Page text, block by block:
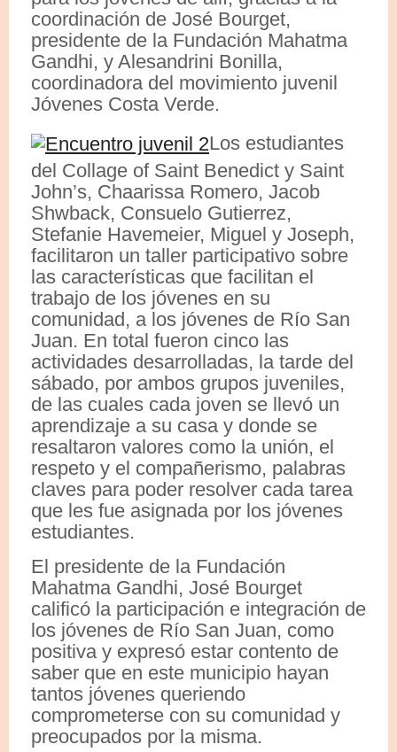
coordinación de José Bourget,
presidente de la Fundación Mahatma
Gandhi, y Alesandrini Bonilla,
coordinadora del movimiento juvenil
Jóvenes Costa Verde.
Los estudiantes
del Collage of Saint Benedict y Saint
John’s, Chaarissa Romero, Jacob
Shwback, Consuelo Gutierrez,
Stefanie Havemeier, Miguel y Joseph,
facilitaron un taller participativo sobre
las características que facilitan el
trabajo de los jóvenes en su
comunidad, a los jóvenes de Río San
Juan. En total fueron cinco las
actividades desarrolladas, la tarde del
sábado, por ambos grupos juveniles,
de las cuales cada joven se llevó un
aprendizaje a su casa y donde se
resaltaron valores como la unión, el
respeto y el compañerismo, palabras
claves para poder resolver cada tarea
que les fue asignada por los jóvenes
estudiantes.
El presidente de la Fundación
Mahatma Gandhi, José Bourget
calificó la participación e integración de
los jóvenes de Río San Juan, como
positiva y expresó estar contento de
saber que en este municipio hayan
tantos jóvenes queriendo
comprometerse con su comunidad y
preocupados por la misma.